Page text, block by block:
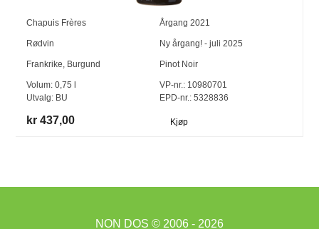
Chapuis Frères Årgang 2021
Rødvin Ny årgang! - juli 2025
Frankrike, Burgund Pinot Noir
Volum:0,75
Utvalg: BU
VP-nr.:10980701
EPD-nr.: 5328836
kr 437,00 Kjøp
NON DOS © 2006 - 2026